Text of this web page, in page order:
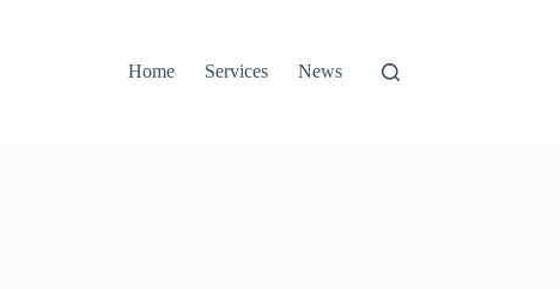
Home Services News